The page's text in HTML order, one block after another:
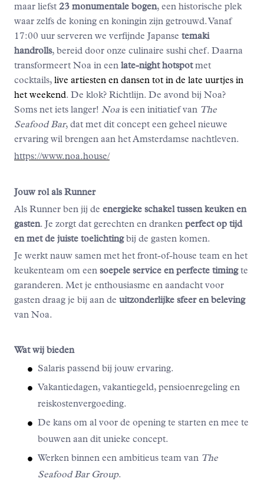
maar liefst 23 monumentale bogen, een historische plek
waar zelfs de koning en koningin zijn getrouwd. Vanaf
17:00 uur serveren we verfijnde Japanse temaki
handrolls, bereid door onze culinaire sushi chef. Daarna
transformeert Noa in een late-night hotspotmet
cocktails, live artiesten en dansen tot in de late uurtjes in
het weekend. De klok? Richtlijn. De avond bij Noa?
Soms net iets langer! Noa is een initiatief van The
Seafood Bar, dat met dit concept een geheel nieuwe
ervaring wil brengen aan het Amsterdamse nachtleven.
https://www.noa.house/
Jouw rol als Runner
Als Runner ben jij de energieke schakel tussen keuken en
gasten. Je zorgt dat gerechten en dranken perfect op tijd
en met de juiste toelichtingbij de gasten komen.
Je werkt nauw samen met het front-of-house team en het
keukenteam om een soepele service en perfecte timingte
garanderen. Met je enthousiasme en aandacht voor
gasten draag je bij aan de uitzonderlijke sfeer en beleving
van Noa.
Wat wij bieden
Salaris passend bij jouw ervaring.
Vakantiedagen, vakantiegeld, pensioenregeling en
reiskostenvergoeding.
De kans om al voor de opening te starten en mee te
bouwen aan dit unieke concept.
Werken binnen een ambitieus team van The
Seafood Bar Group.